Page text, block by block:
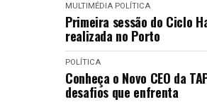
MULTIMÉDIA POLÍTICA
Primeira sessão do Ciclo
realizada no Porto
POLÍTICA
Conheça o Novo CEO da
desafios que enfrenta